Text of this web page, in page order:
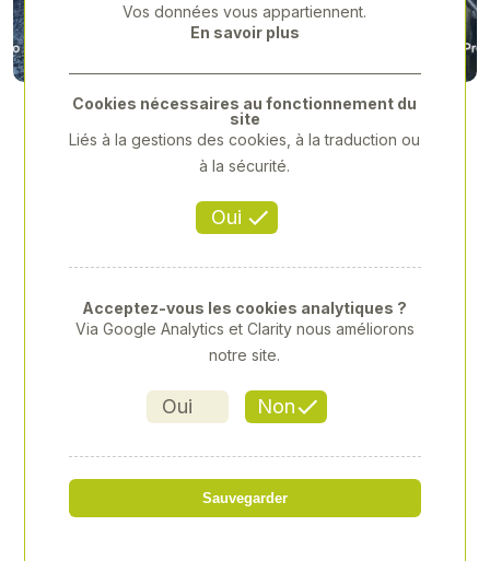
CASE IH - RB344 - 2021
18 000,00 € HT
Vos données vous appartiennent.
En savoir plus
Oui
Cookies nécessaires au fonctionnement du
site
Liés à la gestions des cookies, à la traduction ou
à la sécurité.
Oui Non
Acceptez-vous les cookies analytiques ?
Via Google Analytics et Clarity nous améliorons
notre site.
Sauvegarder